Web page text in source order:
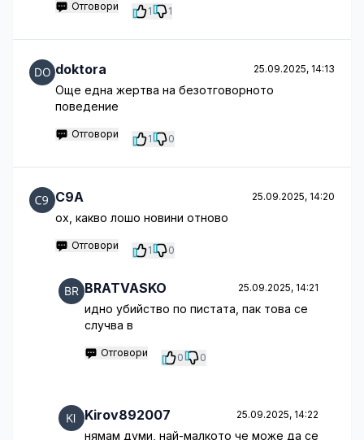
Отговори 1 1
doktora 25.09.2025, 14:13
Още една жертва на безотговорното
поведение
Отговори 1 0
C9A 25.09.2025, 14:20
ох, какво лошо новини отново
Отговори 1 0
BRATVASKO 25.09.2025, 14:21
идно убийство по пистата, пак това се
случва в
Отговори 0 0
Kirov892007 25.09.2025, 14:22
нямам думи, най-малкото че може да се